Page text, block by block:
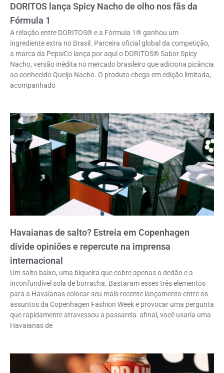
DORITOS lança Spicy Nacho de olho nos fãs da
Fórmula 1
A relação entre DORITOS® e a Fórmula 1® ganhou um
ingrediente extra no Brasil. Parceira oficial global da competição,
a marca da PepsiCo lança por aqui o DORITOS® Sabor Spicy
Nacho, versão inédita no mercado brasileiro que adiciona picância
ao conhecido Queijo Nacho. O produto chega em edição limitada,
acompanhado
Havaianas de salto? Estreia em Copenhagen
divide opiniões e repercute na imprensa
internacional
Um salto baixo, uma biqueira que cobre apenas o dedão e a
inconfundível sola de borracha. Bastaram esses três elementos
para a Havaianas colocar seu mais recente lançamento entre os
assuntos da Copenhagen Fashion Week e provocar uma pergunta
que rapidamente atravessou a passarela: afinal, você usaria uma
Havaianas de